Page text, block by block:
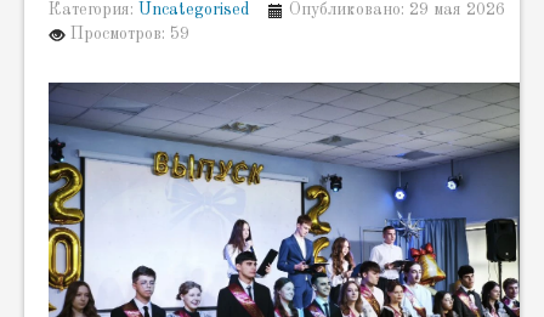
Категория: Uncategorised
Опубликовано: 29 мая 2026
Просмотров: 59